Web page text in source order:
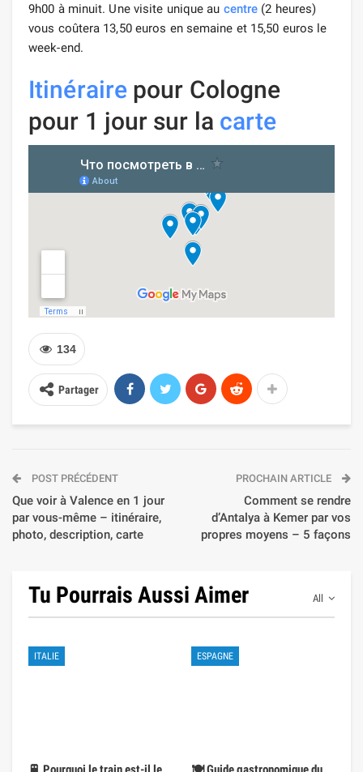
9h00 à minuit. Une visite unique au centre (2 heures)
vous coûtera 13,50 euros en semaine et 15,50 euros le
week-end.
Itinéraire pour Cologne
pour 1 jour sur la carte
134
Partager
POST PRÉCÉDENT
Que voir à Valence en 1 jour
par vous-même – itinéraire,
photo, description, carte
PROCHAIN ARTICLE
Comment se rendre
d’Antalya à Kemer par vos
propres moyens – 5 façons
All
Tu Pourrais Aussi Aimer
ITALIE ESPAGNE